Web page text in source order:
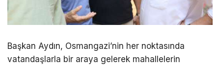
Başkan Aydın, Osmangazi’nin her noktasında
vatandaşlarla bir araya gelerek mahallelerin